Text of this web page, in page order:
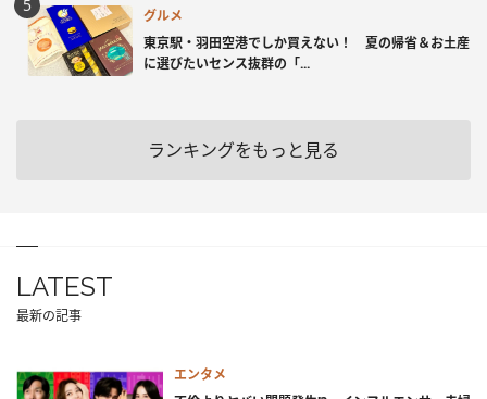
グルメ
東京駅・羽田空港でしか買えない！ 夏の帰省＆お土産
に選びたいセンス抜群の「...
ランキングをもっと見る
LATEST
最新の記事
エンタメ